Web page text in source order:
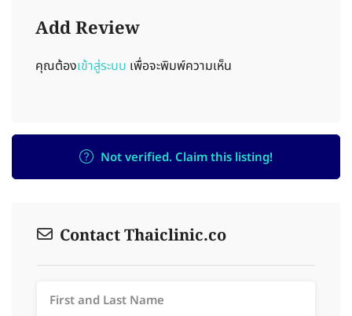
Add Review
คุณต้องเข้าสู่ระบบ เพื่อจะพิมพ์ความเห็น
Not verified. Claim this listing!
Contact Thaiclinic.co